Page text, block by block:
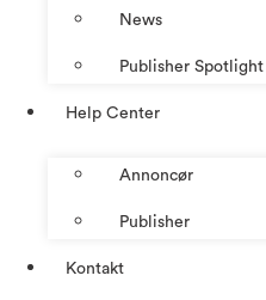
News
Publisher Spotlight
Help Center
Annoncør
Publisher
Kontakt